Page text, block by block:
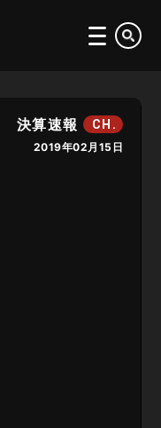
決算速報 CH.
2019年02月15日